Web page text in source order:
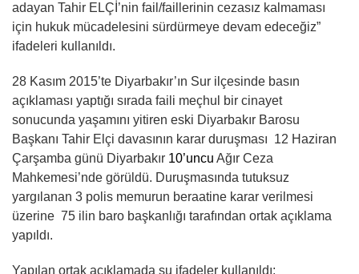
adayan Tahir ELÇİ’nin fail/faillerinin cezasız kalmaması
için hukuk mücadelesini sürdürmeye devam edeceğiz”
ifadeleri kullanıldı.
28 Kasım 2015’te Diyarbakır’ın Sur ilçesinde basın
açıklaması yaptığı sırada faili meçhul bir cinayet
sonucunda yaşamını yitiren eski Diyarbakır Barosu
Başkanı Tahir Elçi davasının karar duruşması 12 Haziran
Çarşamba günü Diyarbakır 10’uncu Ağır Ceza
Mahkemesi’nde görüldü. Duruşmasında tutuksuz
yargılanan 3 polis memurun beraatine karar verilmesi
üzerine 75 ilin baro başkanlığı tarafından ortak açıklama
yapıldı.
Yapılan ortak açıklamada şu ifadeler kullanıldı;